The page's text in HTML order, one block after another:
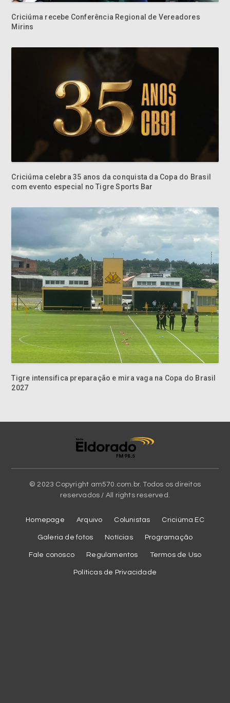
Criciúma recebe Conferência Regional de Vereadores
Mirins
Criciúma celebra 35 anos da conquista da Copa do Brasil
com evento especial no Tigre Sports Bar
Tigre intensifica preparação e mira vaga na Copa do Brasil
2027
© 2023 Copyright am570.com.br. Todos os direitos
reservados / All rights reserved.
Homepage Arquivo Colunistas Criciúma EC
Galeria de fotos Notícias Programação
Fale conosco Regulamentos Termos de Uso
Políticas de Privacidade